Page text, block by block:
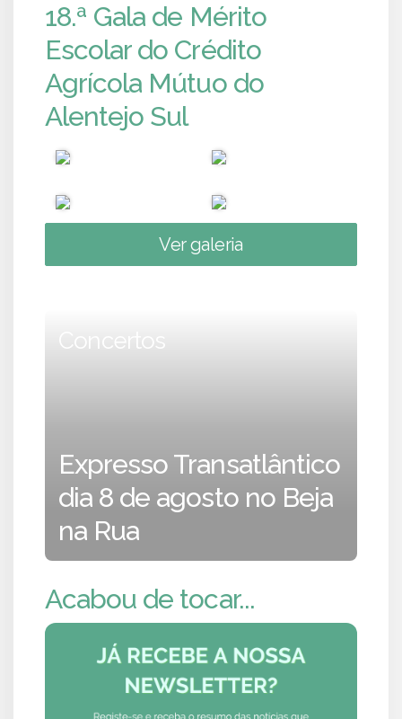
18.ª Gala de Mérito
Escolar do Crédito
Agrícola Mútuo do
Alentejo Sul
Ver galeria
Concertos
Expresso Transatlântico
dia 8 de agosto no Beja
na Rua
Acabou de tocar...